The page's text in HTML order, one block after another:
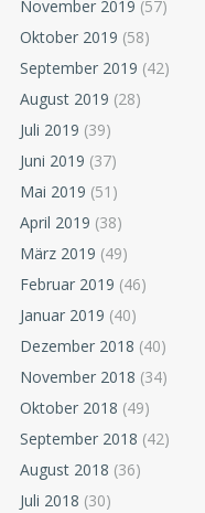
November 2019 (57)
Oktober 2019 (58)
September 2019 (42)
August 2019 (28)
Juli 2019 (39)
Juni 2019 (37)
Mai 2019 (51)
April 2019 (38)
März 2019 (49)
Februar 2019 (46)
Januar 2019 (40)
Dezember 2018 (40)
November 2018 (34)
Oktober 2018 (49)
September 2018 (42)
August 2018 (36)
Juli 2018 (30)